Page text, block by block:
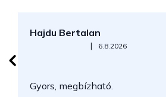
Hajdu Bertalan
Az áruház értékelése 5-ből 5
| 6.8.2026
Gyors, megbízható.